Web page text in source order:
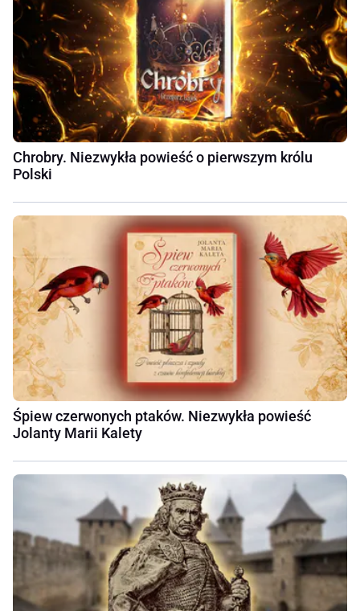
Chrobry. Niezwykła powieść o pierwszym królu
Polski
Śpiew czerwonych ptaków. Niezwykła powieść
Jolanty Marii Kalety